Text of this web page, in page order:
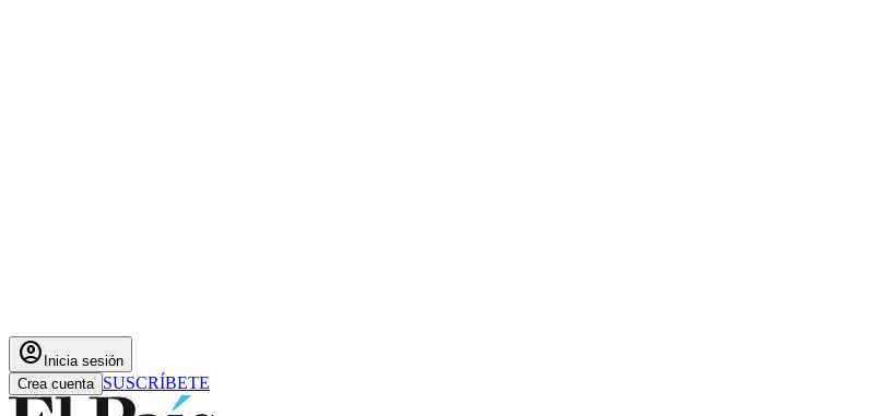
account_circle Inicia sesión
Crea cuenta SUSCRÍBETE